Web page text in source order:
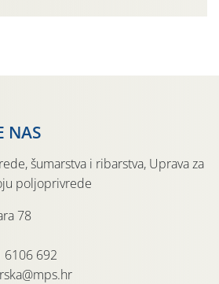
NAS
šumarstva i ribarstva, Uprava za
poljoprivrede
78
6106 692